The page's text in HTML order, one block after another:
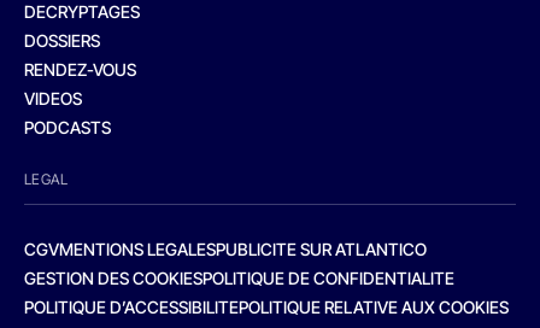
DECRYPTAGES
DOSSIERS
RENDEZ-VOUS
VIDEOS
PODCASTS
LEGAL
CGVMENTIONS LEGALESPUBLICITE SUR ATLANTICO
GESTION DES COOKIESPOLITIQUE DE CONFIDENTIALITE
POLITIQUE D’ACCESSIBILITEPOLITIQUE RELATIVE AUX COOKIES